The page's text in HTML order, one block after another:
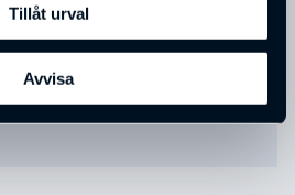
Tillåt urval
Avvisa